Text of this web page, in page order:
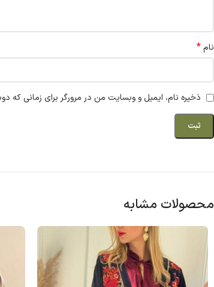
نام*
ذخیره نام، ایمیل و وبسایت من در مرورگر برای زمانی که
محصولات مشابه